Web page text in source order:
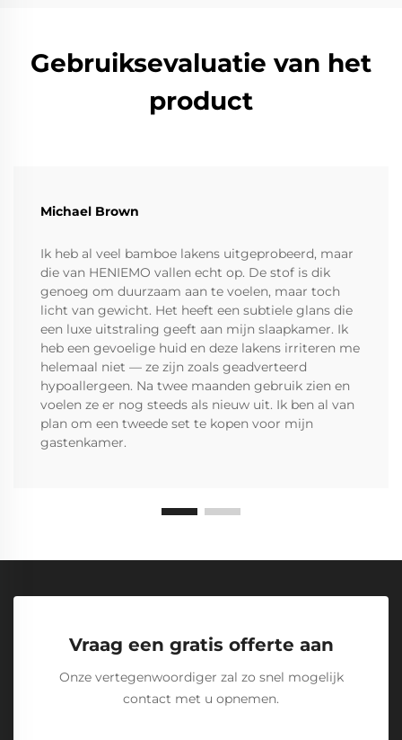
Gebruiksevaluatie van het
product
Michael Brown
Ik heb al veel bamboe lakens uitgeprobeerd, maar
die van HENIEMO vallen echt op. De stof is dik
genoeg om duurzaam aan te voelen, maar toch
licht van gewicht. Het heeft een subtiele glans die
een luxe uitstraling geeft aan mijn slaapkamer. Ik
heb een gevoelige huid en deze lakens irriteren me
helemaal niet — ze zijn zoals geadverteerd
hypoallergeen. Na twee maanden gebruik zien en
voelen ze er nog steeds als nieuw uit. Ik ben al van
plan om een tweede set te kopen voor mijn
gastenkamer.
Vraag een gratis offerte aan
Onze vertegenwoordiger zal zo snel mogelijk
contact met u opnemen.